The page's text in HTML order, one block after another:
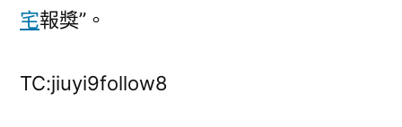
宅報獎”。
TC:jiuyi9follow8